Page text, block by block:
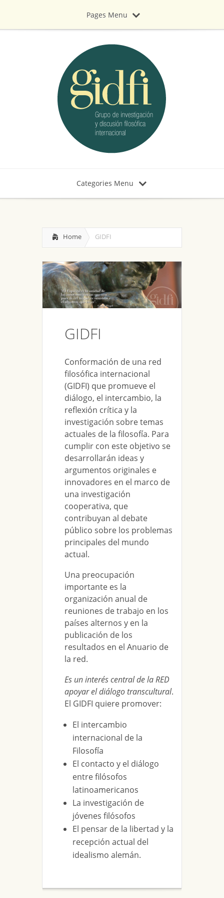
Pages Menu
Categories Menu
Home GIDFI
GIDFI
Conformación de una red
filosófica internacional
(GIDFI) que promueve el
diálogo, el intercambio, la
reflexión crítica y la
investigación sobre temas
actuales de la filosofía. Para
cumplir con este objetivo se
desarrollarán ideas y
argumentos originales e
innovadores en el marco de
una investigación
cooperativa, que
contribuyan al debate
público sobre los problemas
principales del mundo
actual.
Una preocupación
importante es la
organización anual de
reuniones de trabajo en los
países alternos y en la
publicación de los
resultados en el Anuario de
la red.
Es un interés central de la RED
apoyar el diálogo transcultural.
El GIDFI quiere promover:
El intercambio
internacional de la
Filosofía
El contacto y el diálogo
entre filósofos
latinoamericanos
La investigación de
jóvenes filósofos
El pensar de la libertad y la
recepción actual del
idealismo alemán.